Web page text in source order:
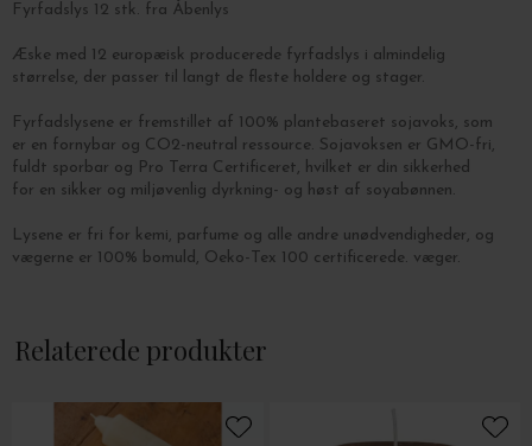
Fyrfadslys 12 stk. fra Åbenlys
Æske med 12 europæisk producerede fyrfadslys i almindelig
størrelse, der passer til langt de fleste holdere og stager.
Fyrfadslysene er fremstillet af 100% plantebaseret sojavoks, som
er en fornybar og CO2-neutral ressource. Sojavoksen er GMO-fri,
fuldt sporbar og Pro Terra Certificeret, hvilket er din sikkerhed
for en sikker og miljøvenlig dyrkning- og høst af soyabønnen.
Lysene er fri for kemi, parfume og alle andre unødvendigheder, og
vægerne er 100% bomuld, Oeko-Tex 100 certificerede. væger.
Relaterede produkter